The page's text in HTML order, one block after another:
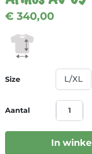
€ 340,00
Size
Aantal
In